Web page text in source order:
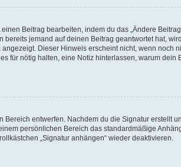
Beitrag bearbeiten, indem du das „Ändere
jemand auf deinen Beitrag geantwortet hat,
Dieser Hinweis erscheint nicht, wenn noch
für nötig halten, eine Notiz hinterlassen, warum dein
entwerfen. Nachdem du die Signatur erstellt
persönlichen Bereich das standardmäßige
„Signatur anhängen“ wieder deaktivieren.